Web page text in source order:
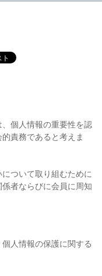
個人情報の重要性を認
責務であると考えま
ついて取り組むために
者ならびに会員に周知
人情報の保護に関する